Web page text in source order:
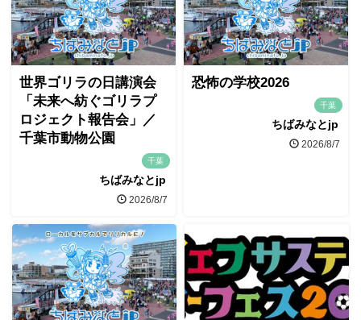
世界ゴリラの日講演会
「未来へ紡ぐゴリラプ
ロジェクト報告会」／
千葉市動物公園
千葉
ちばみなとjp
2026/8/7
恐怖の学校2026
千葉
ちばみなとjp
2026/8/7